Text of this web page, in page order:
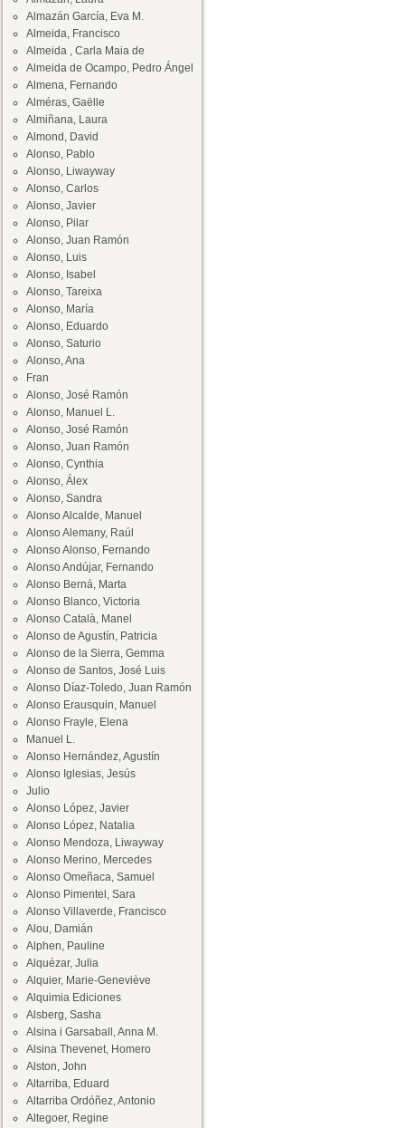
Almazán García, Eva M.
Almeida, Francisco
Almeida , Carla Maia de
Almeida de Ocampo, Pedro Ángel
Almena, Fernando
Alméras, Gaëlle
Almiñana, Laura
Almond, David
Alonso, Pablo
Alonso, Liwayway
Alonso, Carlos
Alonso, Javier
Alonso, Pilar
Alonso, Juan Ramón
Alonso, Luis
Alonso, Isabel
Alonso, Tareixa
Alonso, María
Alonso, Eduardo
Alonso, Saturio
Alonso, Ana
Fran
Alonso, José Ramón
Alonso, Manuel L.
Alonso, José Ramón
Alonso, Juan Ramón
Alonso, Cynthia
Alonso, Álex
Alonso, Sandra
Alonso Alcalde, Manuel
Alonso Alemany, Raúl
Alonso Alonso, Fernando
Alonso Andújar, Fernando
Alonso Berná, Marta
Alonso Blanco, Victoria
Alonso Català, Manel
Alonso de Agustín, Patricia
Alonso de la Sierra, Gemma
Alonso de Santos, José Luis
Alonso Díaz-Toledo, Juan Ramón
Alonso Erausquin, Manuel
Alonso Frayle, Elena
Manuel L.
Alonso Hernández, Agustín
Alonso Iglesias, Jesús
Julio
Alonso López, Javier
Alonso López, Natalia
Alonso Mendoza, Liwayway
Alonso Merino, Mercedes
Alonso Omeñaca, Samuel
Alonso Pimentel, Sara
Alonso Villaverde, Francisco
Alou, Damián
Alphen, Pauline
Alquézar, Julia
Alquier, Marie-Geneviève
Alquimia Ediciones
Alsberg, Sasha
Alsina i Garsaball, Anna M.
Alsina Thevenet, Homero
Alston, John
Altarriba, Eduard
Altarriba Ordóñez, Antonio
Altegoer, Regine